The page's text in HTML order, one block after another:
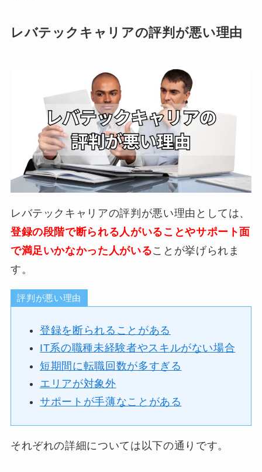
レバテックキャリアの評判が悪い理由
レバテックキャリアの評判が悪い理由としては、
登録の段階で断られる人がいることやサポート面
で満足いかなかった人がいることが挙げられま
す。
評判が悪い理由
登録を断られることがある
IT系の職種未経験者やスキルがない場合
短期間に転職回数が多すぎる
エリアが対象外
サポートが手薄なことがある
それぞれの詳細については以下の通りです。